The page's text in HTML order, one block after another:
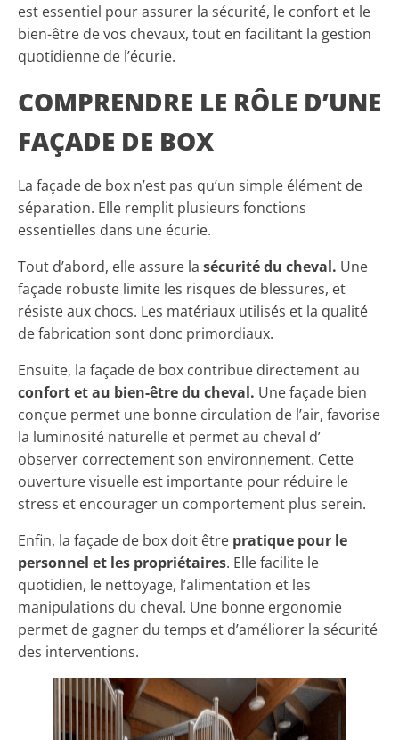
est essentiel pour assurer la sécurité, le confort et le
bien-être de vos chevaux, tout en facilitant la gestion
quotidienne de l’écurie.
COMPRENDRE LE RÔLE D’UNE
FAÇADE DE BOX
La façade de box n’est pas qu’un simple élément de
séparation. Elle remplit plusieurs fonctions
essentielles dans une écurie.
Tout d’abord, elle assure la sécurité du cheval. Une
façade robuste limite les risques de blessures, et
résiste aux chocs. Les matériaux utilisés et la qualité
de fabrication sont donc primordiaux.
Ensuite, la façade de box contribue directement au
confort et au bien-être du cheval. Une façade bien
conçue permet une bonne circulation de l’air, favorise
la luminosité naturelle et permet au cheval d’
observer correctement son environnement. Cette
ouverture visuelle est importante pour réduire le
stress et encourager un comportement plus serein.
Enfin, la façade de box doit être pratique pour le
personnel et les propriétaires. Elle facilite le
quotidien, le nettoyage, l’alimentation et les
manipulations du cheval. Une bonne ergonomie
permet de gagner du temps et d’améliorer la sécurité
des interventions.